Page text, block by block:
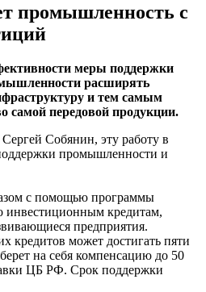
промышленность с
меры поддержки
расширять
и тем самым
самой передовой продукции.
Собянин, эту работу в
промышленности и
с помощью программы
инвестиционным кредитам,
предприятия.
кредитов может достигать пяти
на себя компенсацию до 50
ЦБ РФ. Срок поддержки